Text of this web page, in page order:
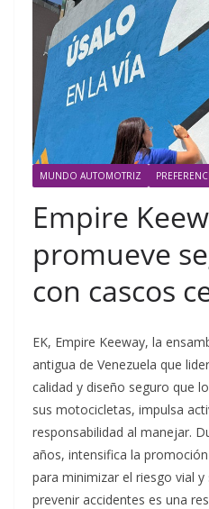
MUNDO AUTOMOTRIZ
Empire
promueve
con cascos
EK, Empire Keeway, la
antigua de Venezuela que
calidad y diseño seguro que
sus motocicletas, impulsa
responsabilidad al manejar.
años, intensifica la
para minimizar el riesgo vial
prevenir accidentes es una